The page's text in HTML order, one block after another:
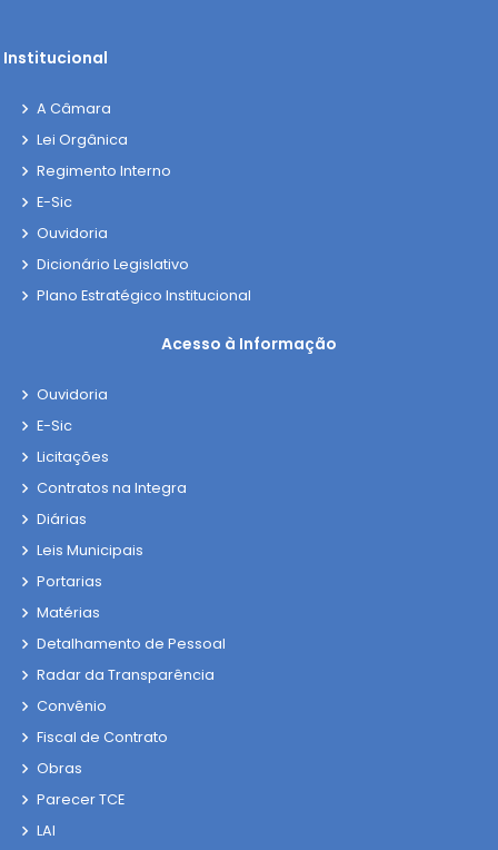
Institucional
A Câmara
Lei Orgânica
Regimento Interno
E-Sic
Ouvidoria
Dicionário Legislativo
Plano Estratégico Institucional
Acesso à Informação
Ouvidoria
E-Sic
Licitações
Contratos na Integra
Diárias
Leis Municipais
Portarias
Matérias
Detalhamento de Pessoal
Radar da Transparência
Convênio
Fiscal de Contrato
Obras
Parecer TCE
LAI